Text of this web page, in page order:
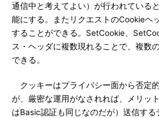
通信中と考えてよい）が行われている
能にする。またリクエストのCookieヘ
することができる。SetCookie、
ス・ヘッダに複数現れることで、複数
できる。
クッキーはプライバシー面から否定
が、厳密な運用がなされれば、メリッ
はBasic認証も同じなのだが）送信す